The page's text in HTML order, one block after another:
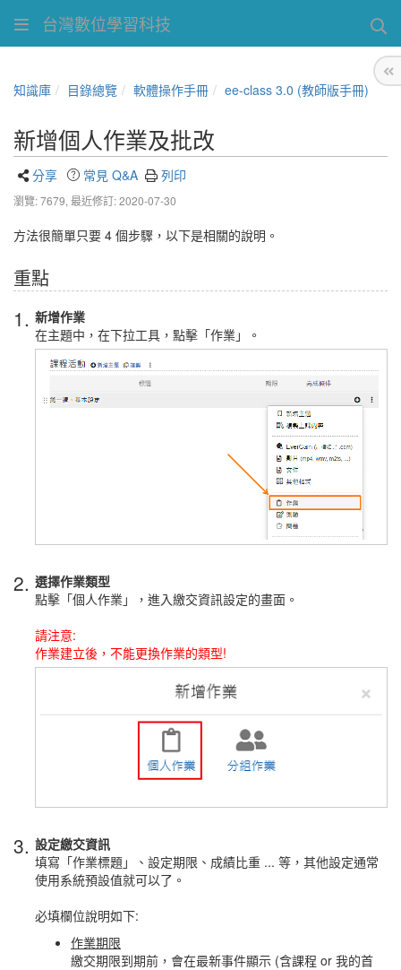
台灣數位學習科技
知識庫 目錄總覽 軟體操作手冊 ee-class 3.0 (教師版手冊)
新增個人作業及批改
分享 常見 Q&A 列印
瀏覽: 7679, 最近修訂: 2020-07-30
方法很簡單只要 4 個步驟，以下是相關的說明。
重點
1. 新增作業
在主題中，在下拉工具，點擊「作業」。
2. 選擇作業類型
點擊「個人作業」，進入繳交資訊設定的畫面。
請注意:
作業建立後，不能更換作業的類型!
3. 設定繳交資訊
填寫「作業標題」、設定期限、成績比重 ... 等，其他設定通常
使用系統預設值就可以了。
必填欄位說明如下:
作業期限
繳交期限到期前，會在最新事件顯示 (含課程 or 我的首